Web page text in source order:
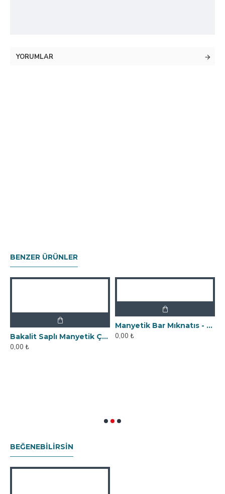
YORUMLAR
BENZER ÜRÜNLER
Bakalit Saplı Manyetik Çubuk Mıknatıs - Ø25x140 mm - Yüksek Gauss Gücü
0,00 ₺
Manyetik Bar Mıknatıs - 25x150 mm - 12500 Gauss
0,00 ₺
BEĞENEBILIRSIN